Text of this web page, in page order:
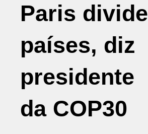
Paris divide
países, diz
presidente
da COP30